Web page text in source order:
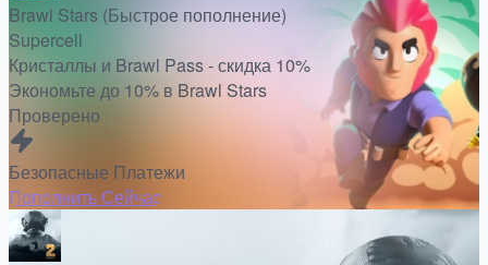
Brawl Stars (Быстрое пополнение)
Supercell
Кристаллы и Brawl Pass - скидка 10%
Экономьте до 10% в Brawl Stars
Проверено
Безопасные Платежи
Пополнить Сейчас